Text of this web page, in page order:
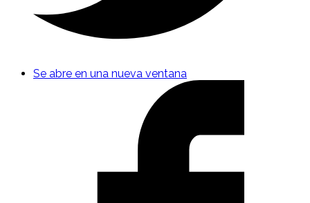
Se abre en una nueva ventana